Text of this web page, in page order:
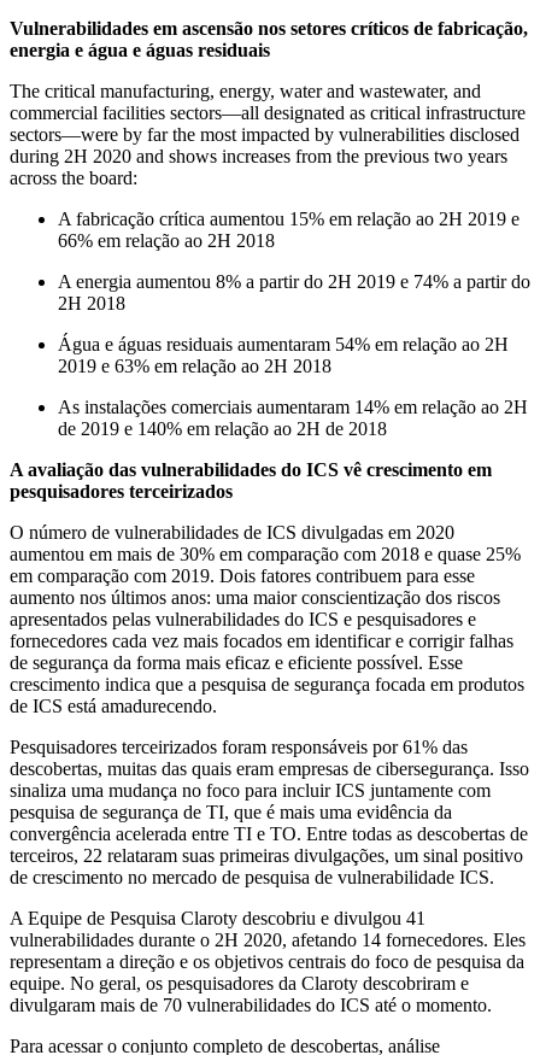
Vulnerabilidades em ascensão nos setores críticos de fabricação,
energia e água e águas residuais
The critical manufacturing, energy, water and wastewater, and
commercial facilities sectors—all designated as critical infrastructure
sectors—were by far the most impacted by vulnerabilities disclosed
during 2H 2020 and shows increases from the previous two years
across the board:
A fabricação crítica aumentou 15% em relação ao 2H 2019 e
66% em relação ao 2H 2018
A energia aumentou 8% a partir do 2H 2019 e 74% a partir do
2H 2018
Água e águas residuais aumentaram 54% em relação ao 2H
2019 e 63% em relação ao 2H 2018
As instalações comerciais aumentaram 14% em relação ao 2H
de 2019 e 140% em relação ao 2H de 2018
A avaliação das vulnerabilidades do ICS vê crescimento em
pesquisadores terceirizados
O número de vulnerabilidades de ICS divulgadas em 2020
aumentou em mais de 30% em comparação com 2018 e quase 25%
em comparação com 2019. Dois fatores contribuem para esse
aumento nos últimos anos: uma maior conscientização dos riscos
apresentados pelas vulnerabilidades do ICS e pesquisadores e
fornecedores cada vez mais focados em identificar e corrigir falhas
de segurança da forma mais eficaz e eficiente possível. Esse
crescimento indica que a pesquisa de segurança focada em produtos
de ICS está amadurecendo.
Pesquisadores terceirizados foram responsáveis por 61% das
descobertas, muitas das quais eram empresas de cibersegurança. Isso
sinaliza uma mudança no foco para incluir ICS juntamente com
pesquisa de segurança de TI, que é mais uma evidência da
convergência acelerada entre TI e TO. Entre todas as descobertas de
terceiros, 22 relataram suas primeiras divulgações, um sinal positivo
de crescimento no mercado de pesquisa de vulnerabilidade ICS.
A Equipe de Pesquisa Claroty descobriu e divulgou 41
vulnerabilidades durante o 2H 2020, afetando 14 fornecedores. Eles
representam a direção e os objetivos centrais do foco de pesquisa da
equipe. No geral, os pesquisadores da Claroty descobriram e
divulgaram mais de 70 vulnerabilidades do ICS até o momento.
Para acessar o conjunto completo de descobertas, análise